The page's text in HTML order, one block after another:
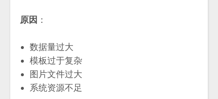
原因 ：
数据量过大
模板过于复杂
图片文件过大
系统资源不足